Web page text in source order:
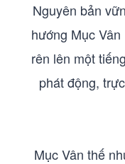
Nguyên bản
hướng Mục
rên lên một
phát động,
Mục Vân thế